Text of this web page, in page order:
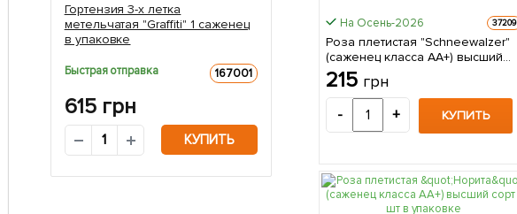
Гортензия 3-х летка
метельчатая "Graffiti" 1 саженец
в упаковке
Быстрая отправка 167001
615грн
КУПИТЬ
На Осень-2026 37209
Роза плетистая "Schneewalzer"
(саженец класса АА+) высший
сорт 1 шт в упаковке
215 грн
- + КУПИТЬ